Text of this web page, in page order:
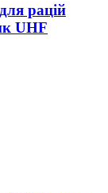
рацій
UHF